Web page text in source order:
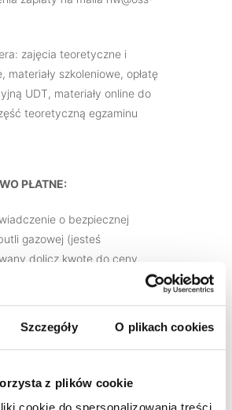
Szczegóły O plikach cookies
z plików cookie
cookie do spersonalizowania treści
zajęcia teoretyczne i
materiały szkoleniowe, opłatę
UDT, materiały online do
teoretyczną egzaminu
PŁATNE:
o bezpiecznej
gazowej (jesteś
dolicz kwotę do ceny
szkolenia w przypadku
ilości chętnych.